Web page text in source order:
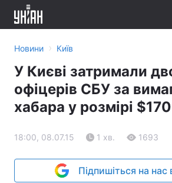
Новини › Київ
У Києві затримали
офіцерів СБУ за
хабара у розмірі
18:00, 08.07.15 1 хв. 1693
Підпишіться на нас